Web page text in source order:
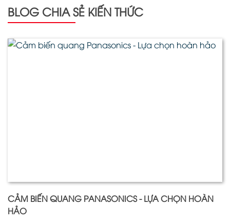
BLOG CHIA SẺ KIẾN THỨC
CẢM BIẾN QUANG PANASONICS - LỰA CHỌN HOÀN
HẢO